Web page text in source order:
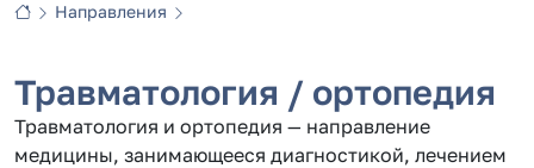
Направления
Травматология / ортопедия
Травматология и ортопедия — направление
медицины, занимающееся диагностикой, лечением